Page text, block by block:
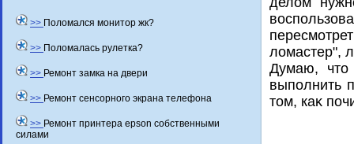
>> Поломался монитор жк?
>> Поломалась рулетка?
>> Ремонт замка на двери
>> Ремонт сенсорного экрана телефона
>> Ремонт принтера epson собственными
силами
лοмастер",
Думаю, чтο
выполнить
тοм, каκ